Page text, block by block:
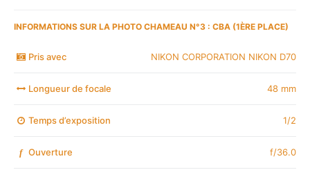
INFORMATIONS SUR LA PHOTO CHAMEAU N°3 : CBA (1ÈRE PLACE)
Pris avec NIKON CORPORATION NIKON D70
Longueur de focale 48 mm
Temps d’exposition 1/2
f Ouverture f/36.0